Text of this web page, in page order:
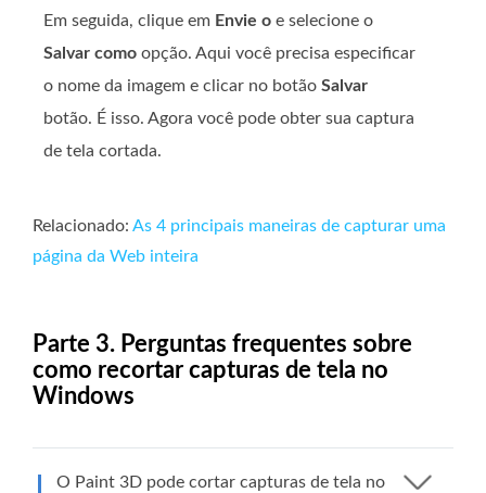
Em seguida, clique em Envie o e selecione o
Salvar como opção. Aqui você precisa especificar
o nome da imagem e clicar no botão Salvar
botão. É isso. Agora você pode obter sua captura
de tela cortada.
Relacionado: As 4 principais maneiras de capturar uma
página da Web inteira
Parte 3. Perguntas frequentes sobre
como recortar capturas de tela no
Windows
O Paint 3D pode cortar capturas de tela no